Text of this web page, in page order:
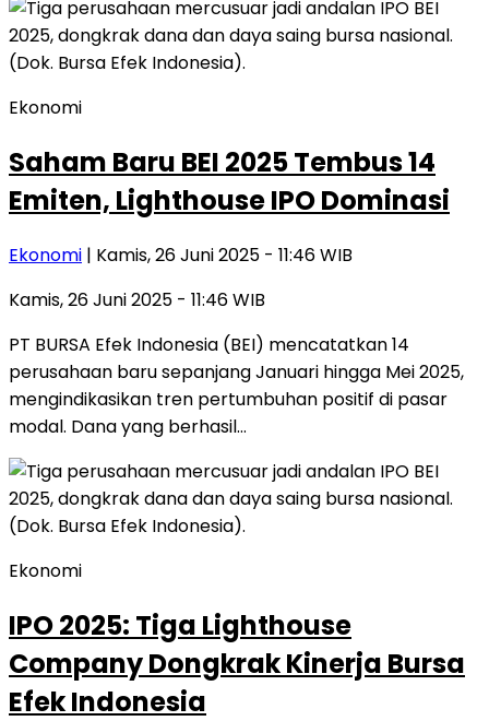
Ekonomi
Saham Baru BEI 2025 Tembus 14
Emiten, Lighthouse IPO Dominasi
Ekonomi | Kamis, 26 Juni 2025 - 11:46 WIB
Kamis, 26 Juni 2025 - 11:46 WIB
PT BURSA Efek Indonesia (BEI) mencatatkan 14
perusahaan baru sepanjang Januari hingga Mei 2025,
mengindikasikan tren pertumbuhan positif di pasar
modal. Dana yang berhasil…
Ekonomi
IPO 2025: Tiga Lighthouse
Company Dongkrak Kinerja Bursa
Efek Indonesia